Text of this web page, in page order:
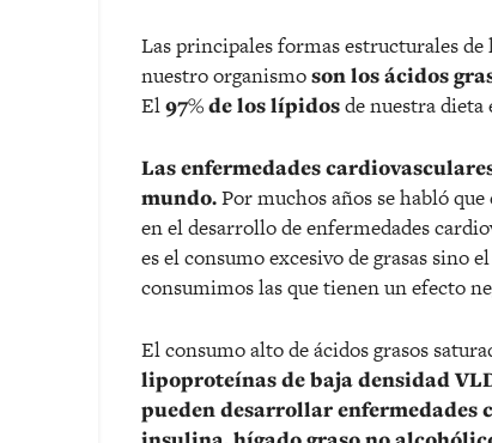
Las principales formas estructurales
nuestro organismoson los ácidos
El97% de los lípidosde nuestra
Las enfermedades
mundo.Por muchos años se habló
en el desarrollo de enfermedades
es el consumo excesivo de grasas sino
consumimos las que tienen un efecto
El consumo alto de ácidos grasos
lipoproteínas de baja densidad
pueden desarrollar enfermedades